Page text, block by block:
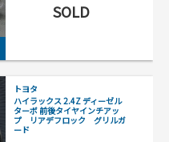
SOLD
トヨタ
ハイラックス 2.4Z ディーゼル
ターボ 前後タイヤインチアッ
プ リアデフロック グリルガ
ード